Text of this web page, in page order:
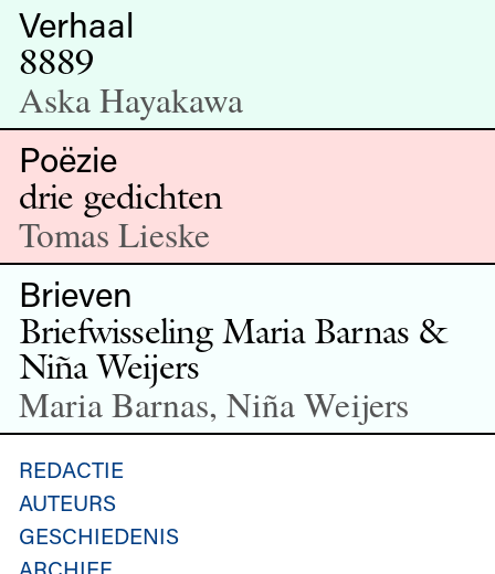
Verhaal
8889
Aska Hayakawa
Poëzie
drie gedichten
Tomas Lieske
Brieven
Briefwisseling Maria Barnas &
Niña Weijers
Maria Barnas, Niña Weijers
REDACTIE
AUTEURS
GESCHIEDENIS